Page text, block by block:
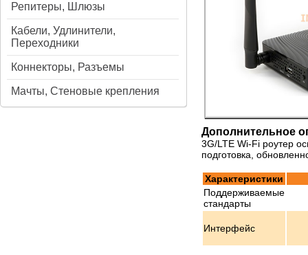
Репитеры, Шлюзы
Кабели, Удлинители,
Переходники
Коннекторы, Разъемы
Мачты, Стеновые крепления
Дополнительное
3G/LTE Wi-Fi роутер
подготовка,
Характеристики
Поддерживаемые
стандарты
Интерфейс